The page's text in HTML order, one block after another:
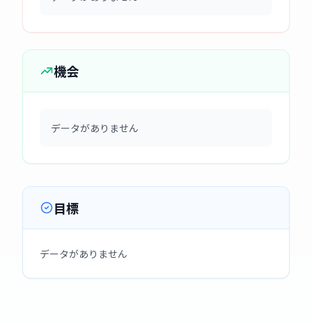
機会
データがありません
目標
データがありません